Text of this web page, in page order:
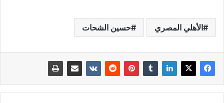
الأهلي المصري حسين الشحات